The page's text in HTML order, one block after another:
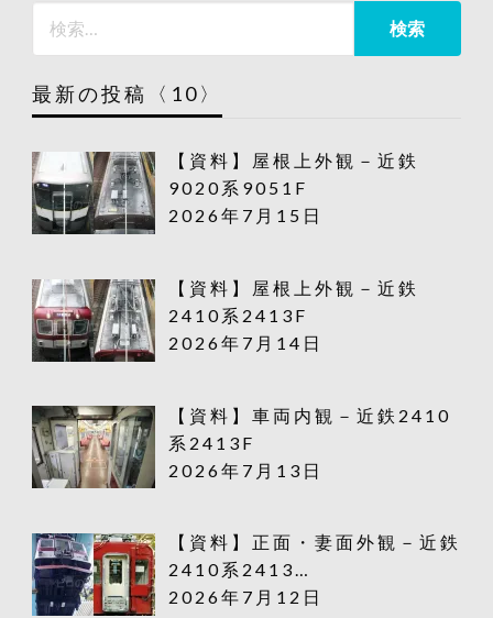
最新の投稿〈10〉
【資料】屋根上外観－近鉄
9020系9051F
2026年7月15日
【資料】屋根上外観－近鉄
2410系2413F
2026年7月14日
【資料】車両内観－近鉄2410
系2413F
2026年7月13日
【資料】正面・妻面外観－近鉄
2410系2413…
2026年7月12日